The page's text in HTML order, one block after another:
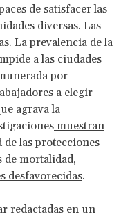
de satisfacer las
diversas. Las
La prevalencia de la
a las ciudades
por
a elegir
agrava la
muestran
de las protecciones
de mortalidad,
desfavorecidas.
redactadas en un